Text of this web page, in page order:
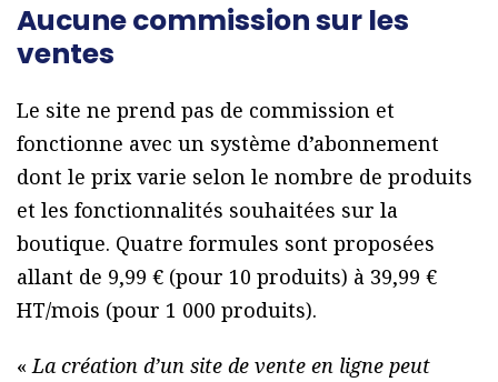
Aucune commission sur les
ventes
Le site ne prend pas de commission et
fonctionne avec un système d’abonnement
dont le prix varie selon le nombre de produits
et les fonctionnalités souhaitées sur la
boutique. Quatre formules sont proposées
allant de 9,99 € (pour 10 produits) à 39,99 €
HT/mois (pour 1 000 produits).
«La création d’un site de vente en ligne peut